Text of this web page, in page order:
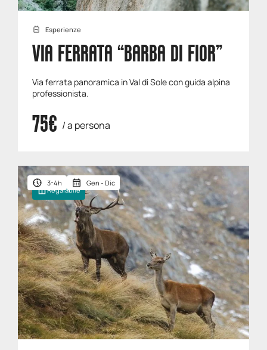
Esperienze
VIA FERRATA “BARBA DI FIOR”
Via ferrata panoramica in Val di Sole con guida alpina
professionista.
75€ / a persona
Regalabile
3-4h Gen - Dic